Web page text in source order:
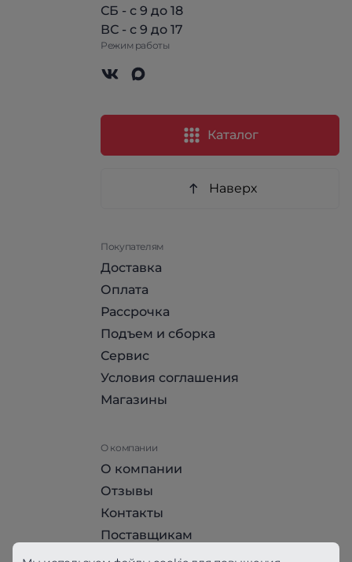
СБ - с 9 до 18
ВС - с 9 до 17
Режим работы
Каталог
Наверх
Покупателям
Доставка
Оплата
Рассрочка
Подъем и сборка
Сервис
Условия соглашения
Магазины
О компании
О компании
Отзывы
Контакты
Поставщикам
Стать партнером HomeHit